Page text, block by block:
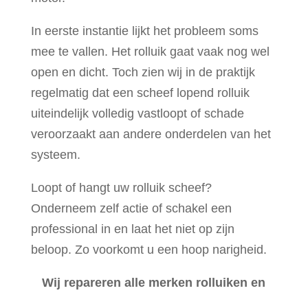
In eerste instantie lijkt het probleem soms
mee te vallen. Het rolluik gaat vaak nog wel
open en dicht. Toch zien wij in de praktijk
regelmatig dat een scheef lopend rolluik
uiteindelijk volledig vastloopt of schade
veroorzaakt aan andere onderdelen van het
systeem.
Loopt of hangt uw rolluik scheef?
Onderneem zelf actie of schakel een
professional in en laat het niet op zijn
beloop. Zo voorkomt u een hoop narigheid.
Wij repareren alle merken rolluiken en